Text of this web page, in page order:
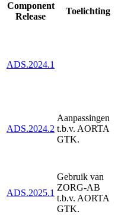
Component
Release
Toelichting
ADS.2024.1
ADS.2024.2
Aanpassingen
t.b.v. AORTA
GTK.
ADS.2025.1
Gebruik van
ZORG-AB
t.b.v. AORTA
GTK.